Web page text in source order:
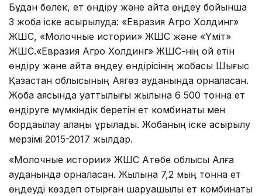
Бұдан бөлек, ет өндіру және қайта өңдеу бойынша
3 жоба іске асырылуда: «Евразия Агро Холдинг»
ЖШС, «Молочные истории» ЖШС және «Үміт»
ЖШС.«Евразия Агро Холдинг» ЖШС-нің қой етін
өндіру және қайта өңдеу өндірісінің жобасы Шығыс
Қазақстан облысының Аягөз ауданында орналасқан.
Жоба аясында қуаттылығы жылына 6 500 тонна ет
өндіруге мүмкіндік беретін ет комбинаты мен
бордақылау алаңы құрылады. Жобаның іске асырылу
мерзімі 2015-2017 жылдар.
«Молочные истории» ЖШС Ақтөбе облысы Алға
ауданында орналасқан. Жылына 7,2 мың тонна ет
өңдеуді көздеп отырған шаруашылық ет комбинаты